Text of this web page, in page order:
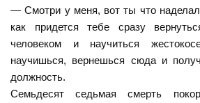
— Смотри у меня, вот ты что
как придется тебе сразу
человеком и научиться
научишься, вернешься сюда и
должность.
Семьдесят седьмая смерть